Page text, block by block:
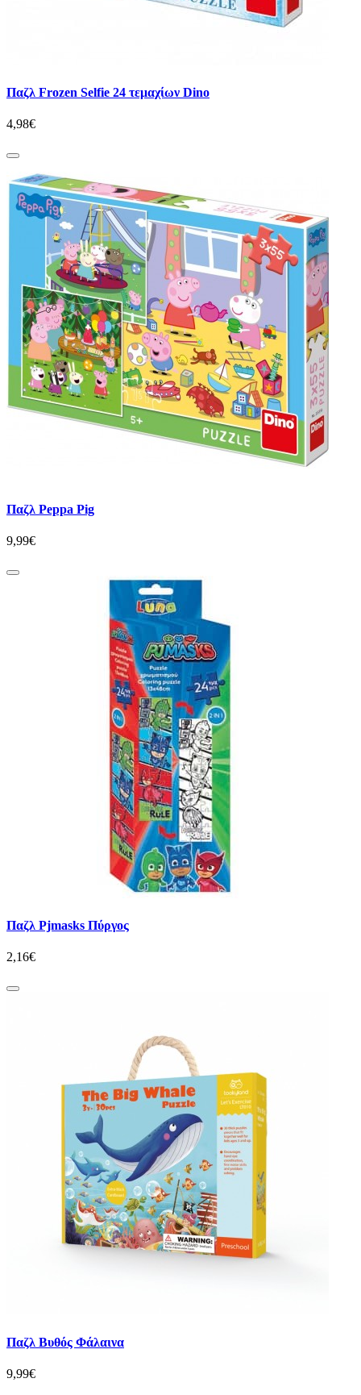
Παζλ Frozen Selfie 24 τεμαχίων Dino
4,98€
Παζλ Peppa Pig
9,99€
Παζλ Pjmasks Πύργος
2,16€
Παζλ Βυθός Φάλαινα
9,99€